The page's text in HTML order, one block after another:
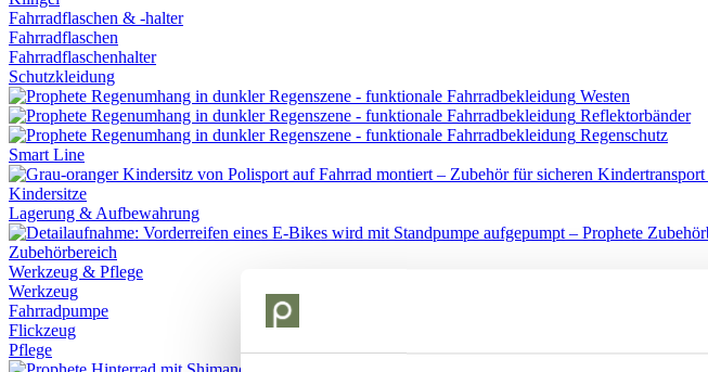
Fahrradflaschen & -halter
Fahrradflaschen
Fahrradflaschenhalter
Schutzkleidung
Westen
Reflektorbänder
Regenschutz
Smart Line
Kindersitze
Lagerung & Aufbewahrung
Werkzeug & Pflege
Werkzeug
Fahrradpumpe
Flickzeug
Pflege